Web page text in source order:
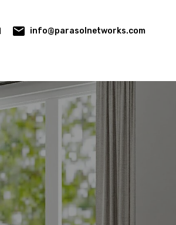
info@parasolnetworks.com